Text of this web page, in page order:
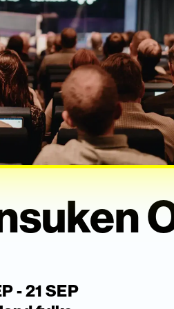
- 21 SEP